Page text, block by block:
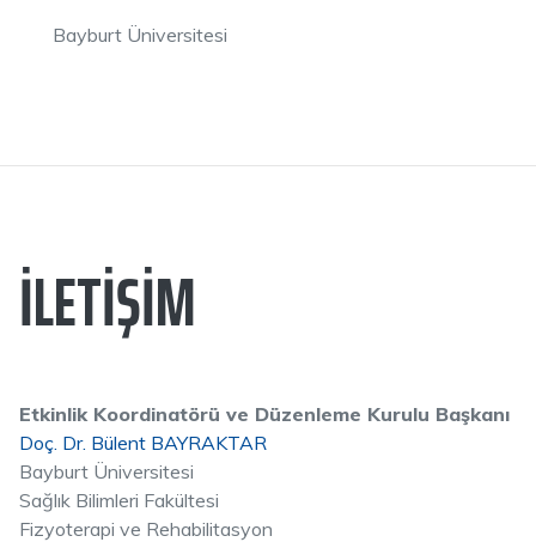
Bayburt Üniversitesi
İLETIŞIM
Etkinlik Koordinatörü ve Düzenleme Kurulu Başkanı
Doç. Dr. Bülent BAYRAKTAR
Bayburt Üniversitesi
Sağlık Bilimleri Fakültesi
Fizyoterapi ve Rehabilitasyon